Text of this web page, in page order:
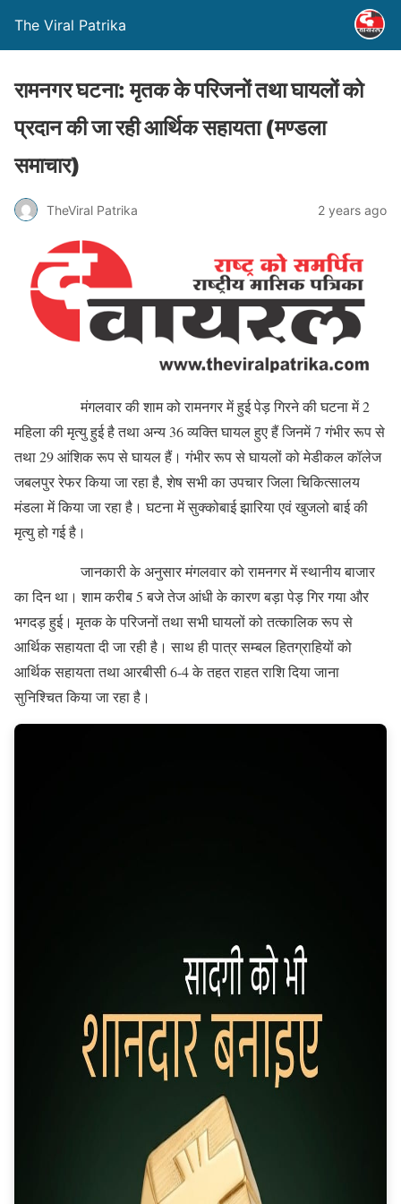
The Viral Patrika
रामनगर घटना: मृतक के परिजनों तथा घायलों को
प्रदान की जा रही आर्थिक सहायता (मण्‍डला
समाचार)
TheViral Patrika 2 years ago
मंगलवार की शाम को रामनगर में हुई पेड़ गिरने की घटना में 2
महिला की मृत्यु हुई है तथा अन्य 36 व्यक्ति घायल हुए हैं जिनमें 7 गंभीर रूप से
तथा 29 आंशिक रूप से घायल हैं। गंभीर रूप से घायलों को मेडीकल कॉलेज
जबलपुर रेफर किया जा रहा है, शेष सभी का उपचार जिला चिकित्सालय
मंडला में किया जा रहा है। घटना में सुक्कोबाई झारिया एवं खुजलो बाई की
मृत्यु हो गई है।
जानकारी के अनुसार मंगलवार को रामनगर में स्थानीय बाजार
का दिन था। शाम करीब 5 बजे तेज आंधी के कारण बड़ा पेड़ गिर गया और
भगदड़ हुई। मृतक के परिजनों तथा सभी घायलों को तत्कालिक रूप से
आर्थिक सहायता दी जा रही है। साथ ही पात्र सम्बल हितग्राहियों को
आर्थिक सहायता तथा आरबीसी 6-4 के तहत राहत राशि दिया जाना
सुनिश्चित किया जा रहा है।